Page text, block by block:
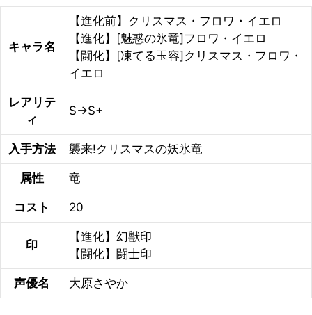
キャラ名
【進化前】クリスマス・フロワ・イエロ
【進化】[魅惑の氷竜]フロワ・イエロ
【闘化】[凍てる玉容]クリスマス・フロワ・
イエロ
レアリテ
ィ
S→S+
入手方法 襲来!クリスマスの妖氷竜
属性 竜
コスト 20
印
【進化】幻獣印
【闘化】闘士印
声優名 大原さやか